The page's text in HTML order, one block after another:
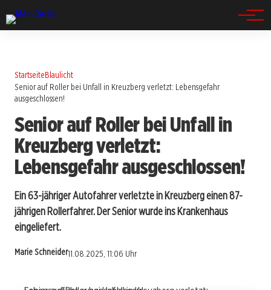
StartseiteBlaulicht
Senior auf Roller bei Unfall in Kreuzberg verletzt: Lebensgefahr
ausgeschlossen!
Senior auf Roller bei Unfall in
Kreuzberg verletzt:
Lebensgefahr ausgeschlossen!
Ein 63-jähriger Autofahrer verletzte in Kreuzberg einen 87-
jährigen Rollerfahrer. Der Senior wurde ins Krankenhaus
eingeliefert.
Marie Schneider11.08.2025, 11:06 Uhr